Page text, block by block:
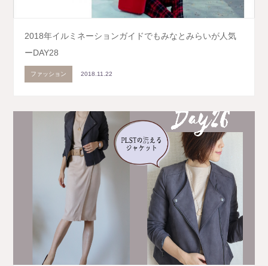
2018年イルミネーションガイドでもみなとみらいが人気
ーDAY28
ファッション 2018.11.22